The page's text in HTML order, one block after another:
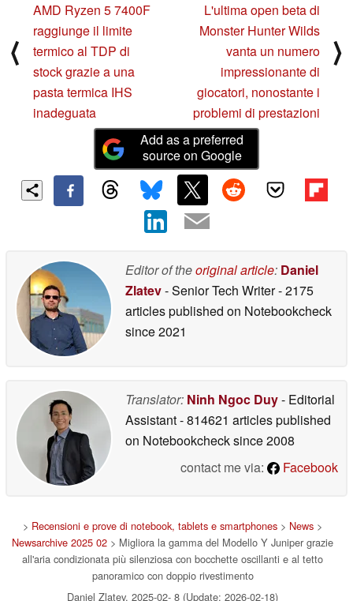
Modello 302/02/2025
⟨
AMD Ryzen 5 7400F
raggiunge il limite
termico al TDP di
stock grazie a una
pasta termica IHS
inadeguata
L'ultima open beta di
Monster Hunter Wilds
vanta un numero
impressionante di
giocatori, nonostante i
problemi di prestazioni
⟩
Add as a preferred
source on Google
Editor of theoriginal article: Daniel
Zlatev- Senior Tech Writer- 2175
articles published on Notebookcheck
since 2021
Translator: Ninh Ngoc Duy- Editorial
Assistant- 814621 articles published
on Notebookchecksince 2008
contact me via:
Facebook
> Recensioni e prove di notebook, tablets e smartphones > News >
Newsarchive 2025 02 > Migliora la gamma del Modello Y Juniper grazie
all'aria condizionata più silenziosa con bocchette oscillanti e al tetto
panoramico con doppio rivestimento
Daniel Zlatev, 2025-02- 8 (Update: 2026-02-18)